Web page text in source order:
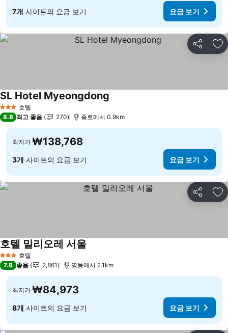
7개 사이트의 요금 보기 요금 보기
공유 즐
3 성급 호텔
SL Hotel Myeongdong
8.8 최고 좋음 270 종로에서 0.9km
최저가 ₩138,768
3개 사이트의 요금 보기 요금 보기
공유 즐
3 성급 호텔
호텔 밀리오레 서울
7.8 좋음 2,861 명동에서 2.1km
최저가 ₩84,973
8개 사이트의 요금 보기 요금 보기